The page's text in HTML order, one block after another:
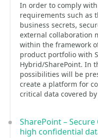
In order to comply
requirements such as
business secrets,
external collaboration
within the framework
product portfolio with
Hybrid/SharePoint. In
possibilities will be
create a platform for
critical data covered
SharePoint –
high confidential